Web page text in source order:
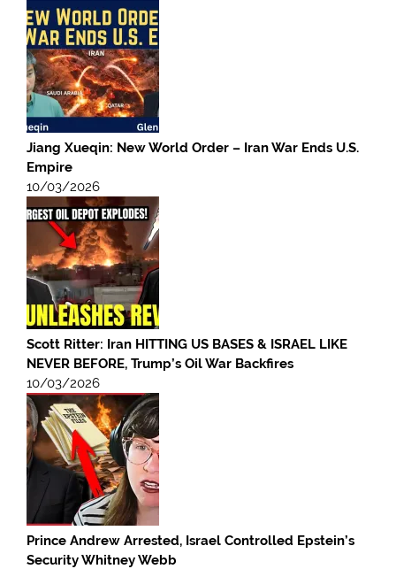
Jiang Xueqin: New World Order – Iran War Ends U.S.
Empire
10/03/2026
Scott Ritter: Iran HITTING US BASES & ISRAEL LIKE
NEVER BEFORE, Trump’s Oil War Backfires
10/03/2026
Prince Andrew Arrested, Israel Controlled Epstein’s
Security Whitney Webb